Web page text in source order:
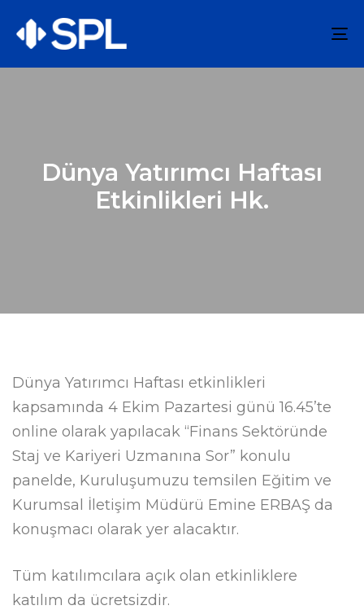
Dünya Yatırımcı Haftası
Etkinlikleri Hk.
Dünya Yatırımcı Haftası etkinlikleri
kapsamında 4 Ekim Pazartesi günü 16.45’te
online olarak yapılacak “Finans Sektöründe
Staj ve Kariyeri Uzmanına Sor” konulu
panelde, Kuruluşumuzu temsilen Eğitim ve
Kurumsal İletişim Müdürü Emine ERBAŞ da
konuşmacı olarak yer alacaktır.
Tüm katılımcılara açık olan etkinliklere
katılım da ücretsizdir.